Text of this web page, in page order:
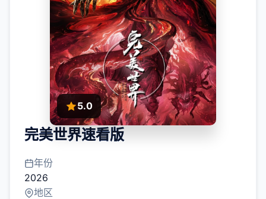
5.0
完美世界速看版
年份
2026
地区